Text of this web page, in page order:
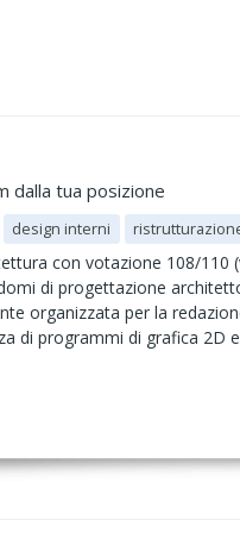
dalla tua posizione
design interni
con votazione 108/
di progettazione
organizzata per la
di programmi di grafica 2D e